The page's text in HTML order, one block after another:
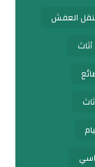
العفش